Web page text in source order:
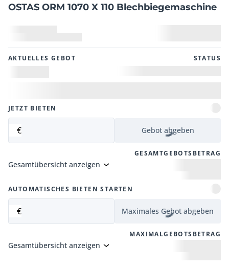
OSTAS ORM 1070 X 110 Blechbiegemaschine
AKTUELLES GEBOT STATUS
JETZT BIETEN
€ Gebot abgeben
GESAMTGEBOTSBETRAG
Gesamtübersicht anzeigen
AUTOMATISCHES BIETEN STARTEN
€ Maximales Gebot abgeben
MAXIMALGEBOTSBETRAG
Gesamtübersicht anzeigen